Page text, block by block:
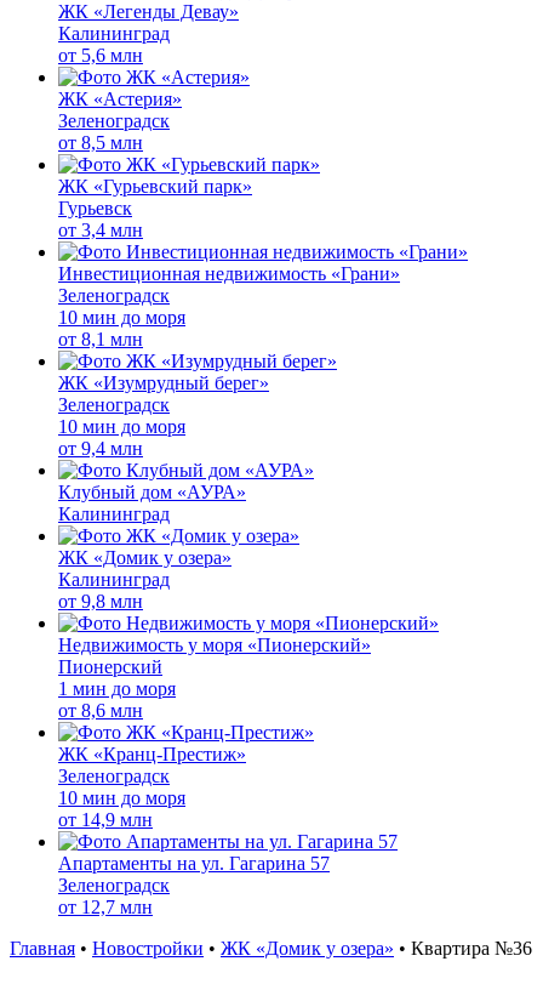
ЖК «Легенды Девау»
Калининград
от 5,6 млн
ЖК «Астерия»
Зеленоградск
от 8,5 млн
ЖК «Гурьевский парк»
Гурьевск
от 3,4 млн
Инвестиционная недвижимость «Грани»
Зеленоградск
10 мин до моря
от 8,1 млн
ЖК «Изумрудный берег»
Зеленоградск
10 мин до моря
от 9,4 млн
Клубный дом «АУРА»
Калининград
ЖК «Домик у озера»
Калининград
от 9,8 млн
Недвижимость у моря «Пионерский»
Пионерский
1 мин до моря
от 8,6 млн
ЖК «Кранц-Престиж»
Зеленоградск
10 мин до моря
от 14,9 млн
Апартаменты на ул. Гагарина 57
Зеленоградск
от 12,7 млн
Главная • Новостройки • ЖК «Домик у озера» • Квартира №36